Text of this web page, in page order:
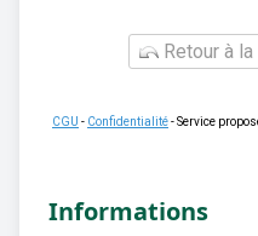
Retour à
CGU - Confidentialité- Service
Informations